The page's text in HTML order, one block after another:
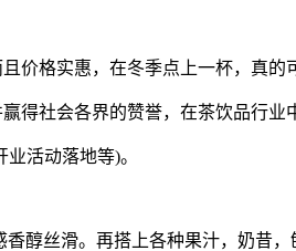
价格实惠，在冬季点上一杯，真的
得社会各界的赞誉，在茶饮品行业
活动落地等)。
醇丝滑。再搭上各种果汁，奶昔